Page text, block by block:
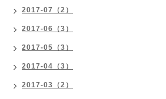
2017-07（2）
2017-06（3）
2017-05（3）
2017-04（3）
2017-03（2）